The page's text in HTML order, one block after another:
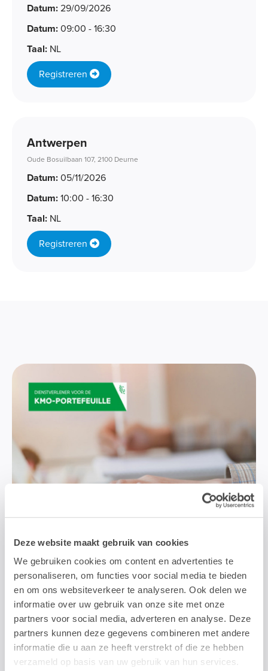
Deze website maakt gebruik van cookies
We gebruiken cookies om content en advertenties te
personaliseren, om functies voor social media te bieden
en om ons websiteverkeer te analyseren. Ook delen we
informatie over uw gebruik van onze site met onze
partners voor social media, adverteren en analyse. Deze
partners kunnen deze gegevens combineren met andere
informatie die u aan ze heeft verstrekt of die ze hebben
verzameld op basis van uw gebruik van hun services.
Datum:29/09/2026
Datum:09:00 - 16:30
Taal: NL
Registreren
Antwerpen
Oude Bosuilbaan 107, 2100 Deurne
Datum:05/11/2026
Datum:10:00 - 16:30
Taal: NL
Registreren
KMO-Portefeuille
De kmo-portefeuille is een maatregel waardoor je als
ondernemer financiële steun krijgt voor de aankoop van